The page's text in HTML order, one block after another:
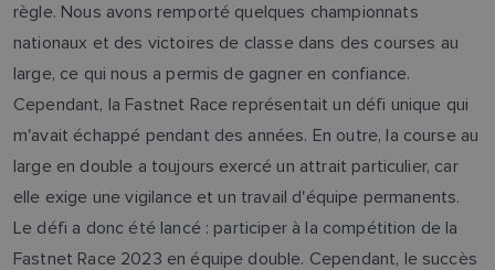
règle. Nous avons remporté quelques championnats
nationaux et des victoires de classe dans des courses au
large, ce qui nous a permis de gagner en confiance.
Cependant, la Fastnet Race représentait un défi unique qui
m'avait échappé pendant des années. En outre, la course au
large en double a toujours exercé un attrait particulier, car
elle exige une vigilance et un travail d'équipe permanents.
Le défi a donc été lancé : participer à la compétition de la
Fastnet Race 2023 en équipe double. Cependant, le succès